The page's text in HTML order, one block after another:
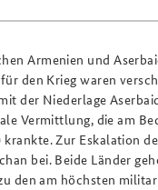
Armenien und
den Krieg waren
der Niederlage
Vermittlung, die am
krankte. Zur Eskalation
bei. Beide Länder
den am höchsten